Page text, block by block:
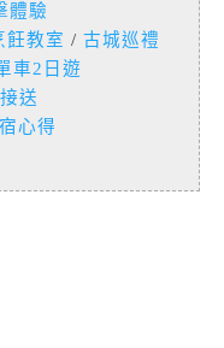
體驗
飪教室 / 古城巡禮
車2日遊
送
心得